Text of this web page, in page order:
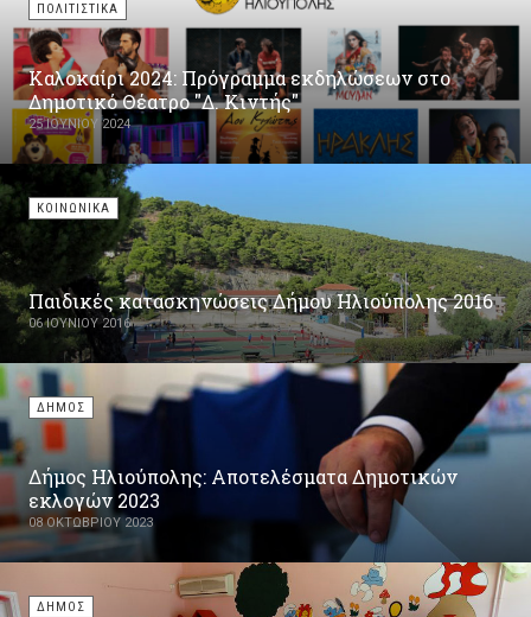
ΠΟΛΙΤΙΣΤΙΚΑ
Καλοκαίρι 2024: Πρόγραμμα εκδηλώσεων στο
Δημοτικό Θέατρο "Δ. Κιντής"
25 ΙΟΥΝΊΟΥ 2024
ΚΟΙΝΩΝΙΚΑ
Παιδικές κατασκηνώσεις Δήμου Ηλιούπολης 2016
06 ΙΟΥΝΊΟΥ 2016
ΔΗΜΟΣ
Δήμος Ηλιούπολης: Αποτελέσματα Δημοτικών
εκλογών 2023
08 ΟΚΤΩΒΡΊΟΥ 2023
ΔΗΜΟΣ